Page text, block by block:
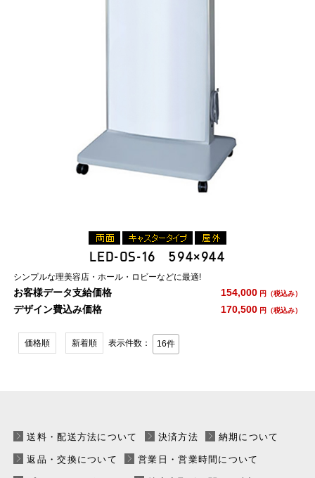
LED-OS-16 594×944
シンプルな理美容店・ホール・ロビーなどに最適!
お客様データ支給価格 154,000 円（税込み）
デザイン費込み価格 170,500 円（税込み）
価格順 新着順 表示件数：
送料・配送方法について 決済方法 納期について
返品・交換について 営業日・営業時間について